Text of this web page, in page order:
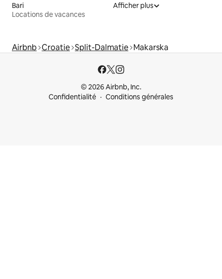
Bari
Locations de vacances
Afficher plus
Airbnb Croatie Split-Dalmatie Makarska
© 2026 Airbnb, Inc.
Confidentialité
Conditions générales